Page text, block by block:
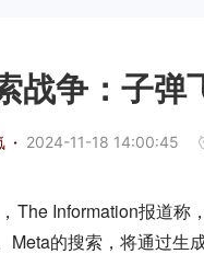
战争：子弹
· 2024-11-18 14:00:45
The Information报道称
Meta的搜索，将通过生